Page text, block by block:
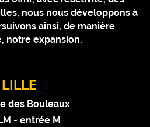
nous nous développons à
ainsi, de manière
notre expansion.
LILLE
des Bouleaux
- entrée M